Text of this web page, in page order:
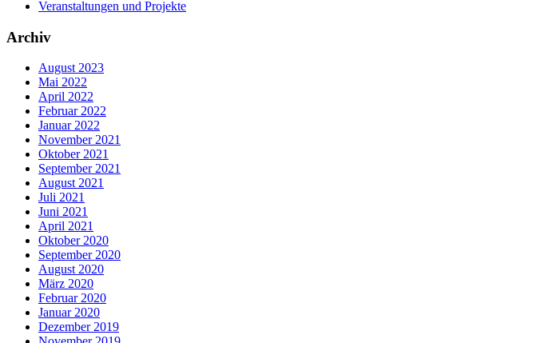
Veranstaltungen und Projekte
Archiv
August 2023
Mai 2022
April 2022
Februar 2022
Januar 2022
November 2021
Oktober 2021
September 2021
August 2021
Juli 2021
Juni 2021
April 2021
Oktober 2020
September 2020
August 2020
März 2020
Februar 2020
Januar 2020
Dezember 2019